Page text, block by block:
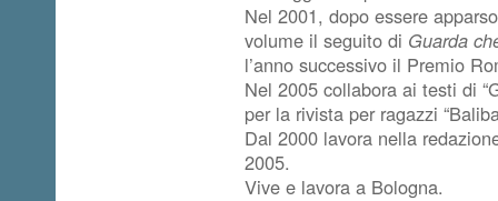
Nel 2001, dopo essere
volume il seguito di Guarda
l’anno successivo il Premio
Nel 2005 collabora ai testi di
per la rivista per ragazzi
Dal 2000 lavora nella
2005.
Vive e lavora a Bologna.